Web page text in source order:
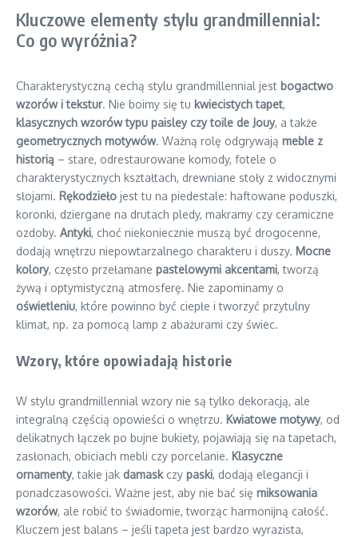
Kluczowe elementy stylu grandmillennial:
Co go wyróżnia?
Charakterystyczną cechą stylu grandmillennial jest bogactwo
wzorów i tekstur. Nie boimy się tu kwiecistych tapet,
klasycznych wzorów typu paisley czy toile de Jouy, a także
geometrycznych motywów. Ważną rolę odgrywają meble z
historią – stare, odrestaurowane komody, fotele o
charakterystycznych kształtach, drewniane stoły z widocznymi
słojami. Rękodzieło jest tu na piedestale: haftowane poduszki,
koronki, dziergane na drutach pledy, makramy czy ceramiczne
ozdoby. Antyki, choć niekoniecznie muszą być drogocenne,
dodają wnętrzu niepowtarzalnego charakteru i duszy. Mocne
kolory, często przełamane pastelowymi akcentami, tworzą
żywą i optymistyczną atmosferę. Nie zapominamy o
oświetleniu, które powinno być ciepłe i tworzyć przytulny
klimat, np. za pomocą lamp z abażurami czy świec.
Wzory, które opowiadają historie
W stylu grandmillennial wzory nie są tylko dekoracją, ale
integralną częścią opowieści o wnętrzu. Kwiatowe motywy, od
delikatnych łączek po bujne bukiety, pojawiają się na tapetach,
zasłonach, obiciach mebli czy porcelanie. Klasyczne
ornamenty, takie jak damaskczy paski, dodają elegancji i
ponadczasowości. Ważne jest, aby nie bać się miksowania
wzorów, ale robić to świadomie, tworząc harmonijną całość.
Kluczem jest balans – jeśli tapeta jest bardzo wyrazista,